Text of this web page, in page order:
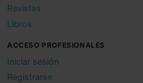
Revistas
Libros
ACCESO PROFESIONALES
Iniciar sesión
Registrarse